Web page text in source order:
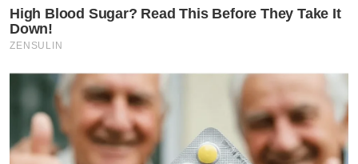
tunggal selain bantuan i-Belia dan i-Siswa di
sebuah dewan di mana seorang wakil rakyat
untuk meraih undi. Jadi Hakim Pilihan Raya
berpendapat wakil rakyat itu merupakan
ejen kepada responden iaitu Che Alias.
"Jadi ianya satu kesalahan di bawah Seksyen
10 iaitu memberi wang bagi tujuan meraih